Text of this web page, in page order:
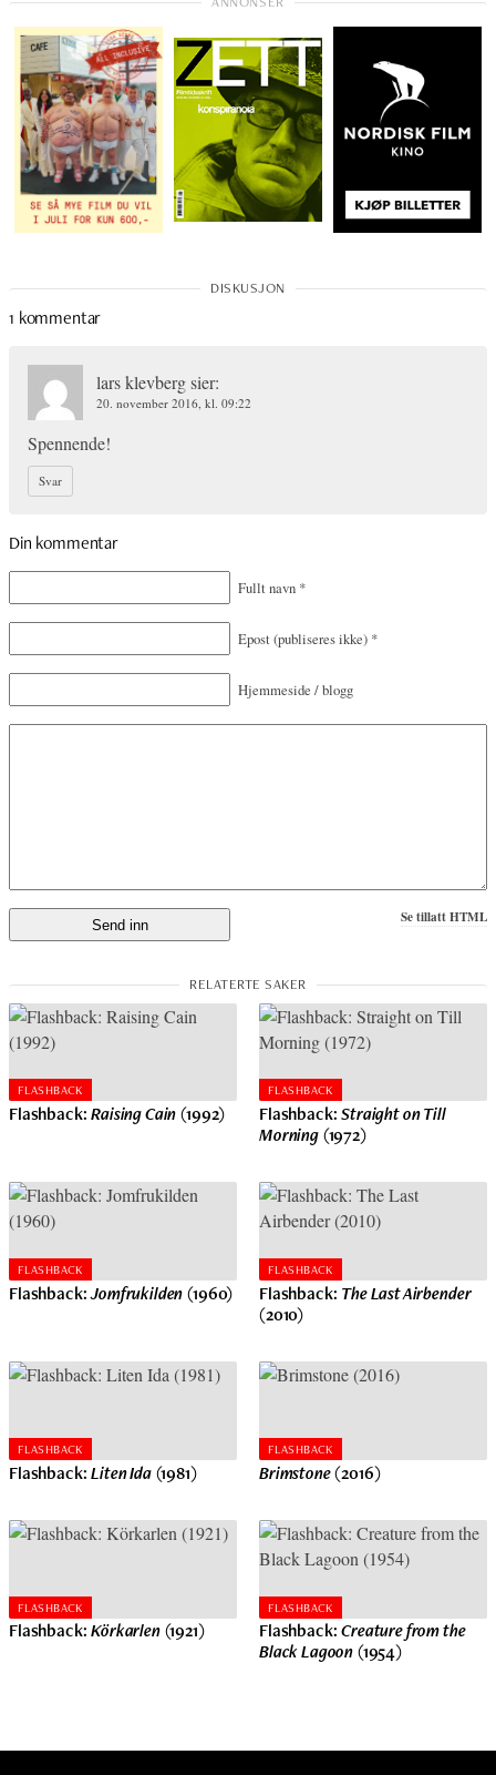
1 kommentar
lars klevbergsier:
20. november 2016, kl. 09:22
Spennende!
Svar
Din kommentar
Fullt navn *
Epost(publiseres ikke) *
Hjemmeside / blogg
Se tillatt HTML
FLASHBACK
Flashback: Raising Cain(1992)
FLASHBACK
Flashback: Straight on Till
Morning(1972)
FLASHBACK
Flashback: Jomfrukilden(1960)
FLASHBACK
Flashback: The Last Airbender
(2010)
FLASHBACK
Flashback: Liten Ida(1981)
FLASHBACK
Brimstone(2016)
FLASHBACK
Flashback: Körkarlen(1921)
FLASHBACK
Flashback: Creature from the
Black Lagoon(1954)